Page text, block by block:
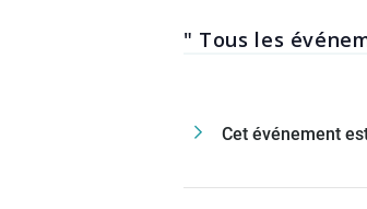
" Tous les
Cet événement